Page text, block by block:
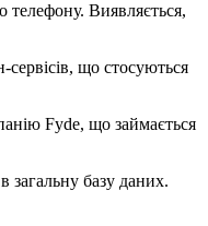
телефону. Виявляється,
що стосуються
Fyde, що займається
загальну базу даних.